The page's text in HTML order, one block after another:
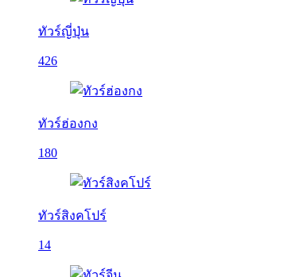
ทัวร์ญี่ปุ่น
426
ทัวร์ฮ่องกง
180
ทัวร์สิงคโปร์
14